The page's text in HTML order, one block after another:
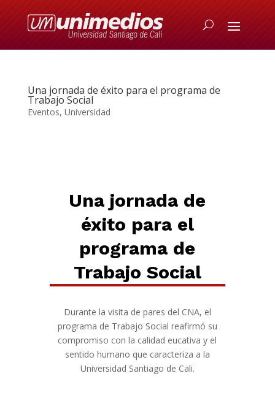
Una jornada de éxito para el programa de
Trabajo Social
Eventos, Universidad
Una jornada de
éxito para el
programa de
Trabajo Social
Durante la visita de pares del CNA, el
programa de Trabajo Social reafirmó su
compromiso con la calidad eucativa y el
sentido humano que caracteriza a la
Universidad Santiago de Cali.